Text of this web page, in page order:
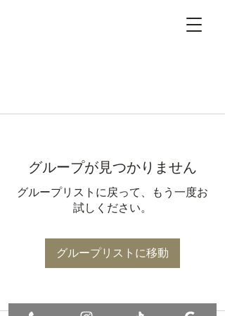
グループが見つかりません
グループリストに戻って、もう一度お
試しください。
グループリストに移動